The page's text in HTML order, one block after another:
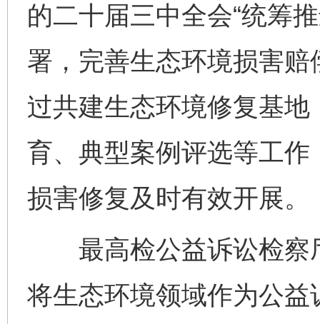
的二十届三中全会“统筹
署，完善生态环境损害
过共建生态环境修复基
育、典型案例评选等工
损害修复及时有效开展。
最高检公益诉讼检察
将生态环境领域作为公